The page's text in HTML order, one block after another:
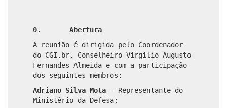
0. Abertura
A reunião é dirigida pelo Coordenador
do CGI.br, Conselheiro Virgilio Augusto
Fernandes Almeida e com a participação
dos seguintes membros:
Adriano Silva Mota – Representante do
Ministério da Defesa;